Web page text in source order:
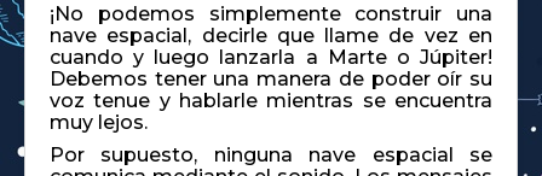
¡No podemos simplemente construir una
nave espacial, decirle que llame de vez en
cuando y luego lanzarla a Marte o Júpiter!
Debemos tener una manera de poder oír su
voz tenue y hablarle mientras se encuentra
muy lejos.
Por supuesto, ninguna nave espacial se